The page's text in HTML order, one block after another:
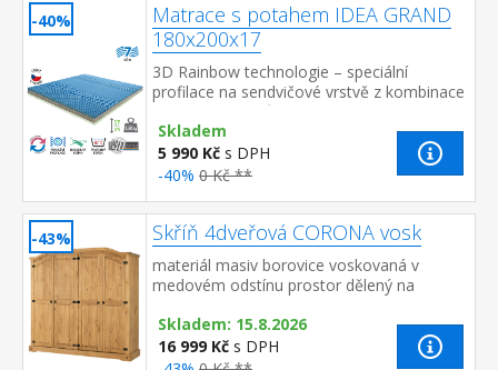
-40%
Matrace s potahem IDEA GRAND
180x200x17
3D Rainbow technologie – speciální
profilace na sendvičové vrstvě z kombinace
Flexifoam pěn různých vlastností a tuhostí,
která zajišťuje komfort, vzd...
Skladem
5 990 Kč s DPH
-40% 0 Kč **
-43% Skříň 4dveřová CORONA vosk
materiál masiv borovice voskovaná v
medovém odstínu prostor dělený na
klobouky v pravé části vlev...
Skladem: 15.8.2026
16 999 Kč s DPH